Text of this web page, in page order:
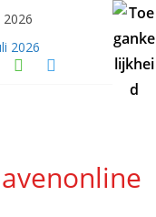
2026
giganten (video)